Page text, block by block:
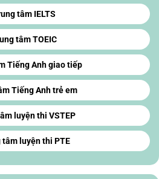
tâm IELTS
tâm TOEIC
Tiếng Anh giao tiếp
Tiếng Anh trẻ em
luyện thi VSTEP
tâm luyện thi PTE